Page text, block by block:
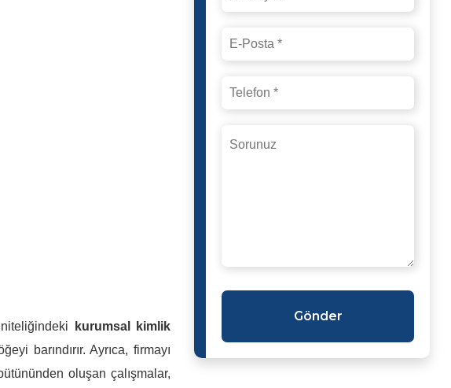
kurumsal kimlik
barındırır. Ayrıca, firmayı
oluşan çalışmalar,
Gönder